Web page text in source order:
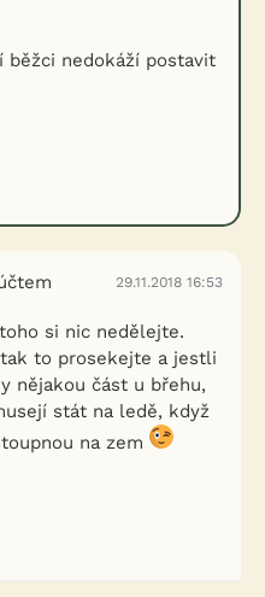
nedokáží postavit
29.11.2018 16:53
si nic nedělejte.
to prosekejte a jestli
nějakou část u břehu,
stát na ledě, když
na zem